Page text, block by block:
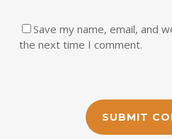
Save my name, email, and
the next time I comment.